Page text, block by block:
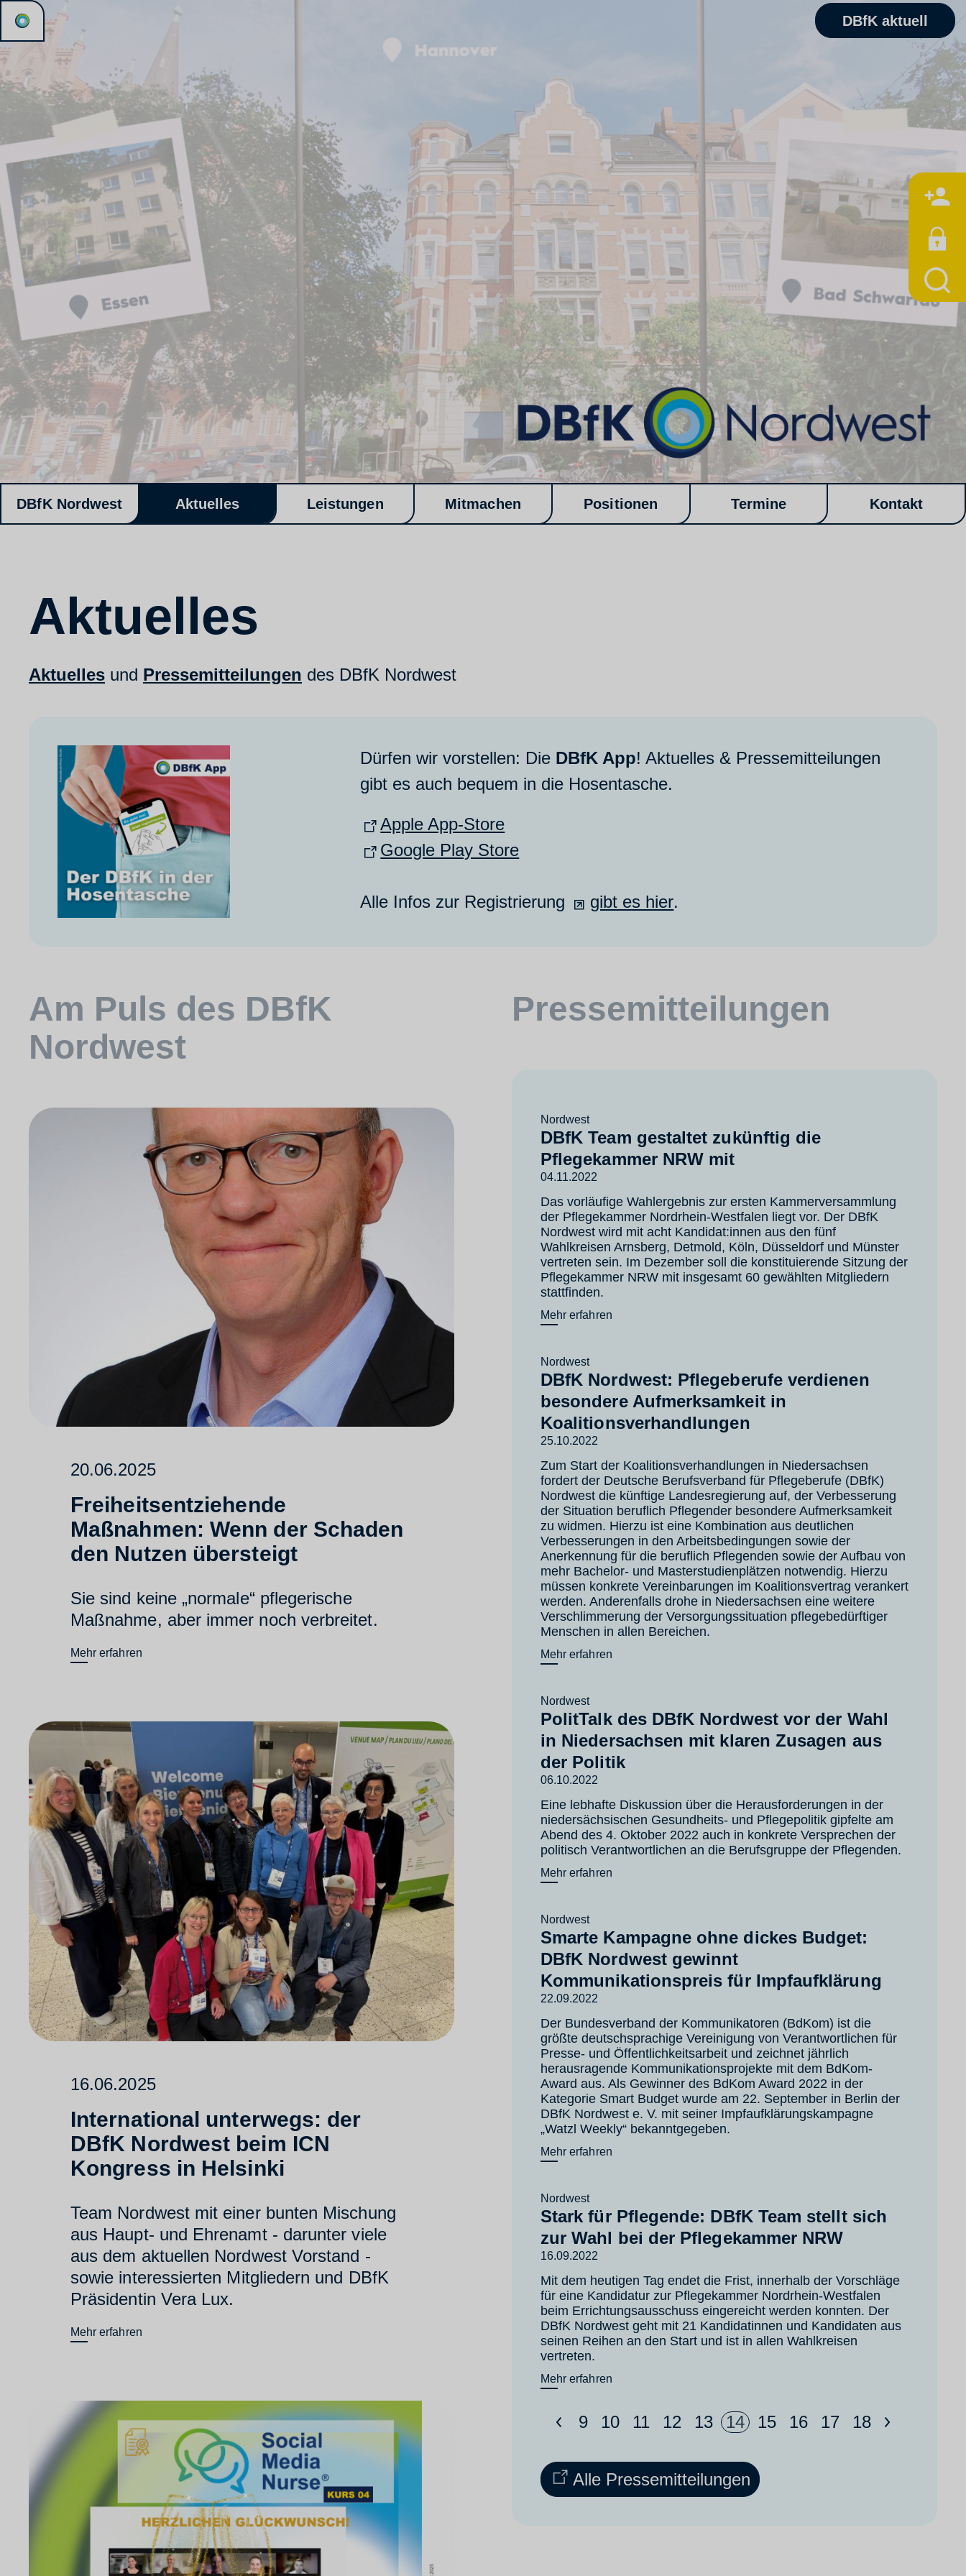
DBfK aktuell
DBfK Nordwest Aktuelles Leistungen Mitmachen Positionen Termine Kontakt
Aktuelles
Aktuelles und Pressemitteilungen des DBfK Nordwest
Dürfen wir vorstellen: Die DBfK App! Aktuelles & Pressemitteilungen
gibt es auch bequem in die Hosentasche.
Apple App-Store
Google Play Store
Alle Infos zur Registrierung gibt es hier.
Am Puls des DBfK
Nordwest
20.06.2025
Freiheitsentziehende
Maßnahmen: Wenn der Schaden
den Nutzen übersteigt
Sie sind keine „normale“ pflegerische
Maßnahme, aber immer noch verbreitet.
Mehr erfahren
16.06.2025
International unterwegs: der
DBfK Nordwest beim ICN
Kongress in Helsinki
Team Nordwest mit einer bunten Mischung
aus Haupt- und Ehrenamt - darunter viele
aus dem aktuellen Nordwest Vorstand -
sowie interessierten Mitgliedern und DBfK
Präsidentin Vera Lux.
Mehr erfahren
Pressemitteilungen
Nordwest
DBfK Team gestaltet zukünftig die
Pflegekammer NRW mit
04.11.2022
Das vorläufige Wahlergebnis zur ersten Kammerversammlung
der Pflegekammer Nordrhein-Westfalen liegt vor. Der DBfK
Nordwest wird mit acht Kandidat:innen aus den fünf
Wahlkreisen Arnsberg, Detmold, Köln, Düsseldorf und Münster
vertreten sein. Im Dezember soll die konstituierende Sitzung der
Pflegekammer NRW mit insgesamt 60 gewählten Mitgliedern
stattfinden.
Mehr erfahren
Nordwest
DBfK Nordwest: Pflegeberufe verdienen
besondere Aufmerksamkeit in
Koalitionsverhandlungen
25.10.2022
Zum Start der Koalitionsverhandlungen in Niedersachsen
fordert der Deutsche Berufsverband für Pflegeberufe (DBfK)
Nordwest die künftige Landesregierung auf, der Verbesserung
der Situation beruflich Pflegender besondere Aufmerksamkeit
zu widmen. Hierzu ist eine Kombination aus deutlichen
Verbesserungen in den Arbeitsbedingungen sowie der
Anerkennung für die beruflich Pflegenden sowie der Aufbau von
mehr Bachelor- und Masterstudienplätzen notwendig. Hierzu
müssen konkrete Vereinbarungen im Koalitionsvertrag verankert
werden. Anderenfalls drohe in Niedersachsen eine weitere
Verschlimmerung der Versorgungssituation pflegebedürftiger
Menschen in allen Bereichen.
Mehr erfahren
Nordwest
PolitTalk des DBfK Nordwest vor der Wahl
in Niedersachsen mit klaren Zusagen aus
der Politik
06.10.2022
Eine lebhafte Diskussion über die Herausforderungen in der
niedersächsischen Gesundheits- und Pflegepolitik gipfelte am
Abend des 4. Oktober 2022 auch in konkrete Versprechen der
politisch Verantwortlichen an die Berufsgruppe der Pflegenden.
Mehr erfahren
Nordwest
Smarte Kampagne ohne dickes Budget:
DBfK Nordwest gewinnt
Kommunikationspreis für Impfaufklärung
22.09.2022
Der Bundesverband der Kommunikatoren (BdKom) ist die
größte deutschsprachige Vereinigung von Verantwortlichen für
Presse- und Öffentlichkeitsarbeit und zeichnet jährlich
herausragende Kommunikationsprojekte mit dem BdKom-
Award aus. Als Gewinner des BdKom Award 2022 in der
Kategorie Smart Budget wurde am 22. September in Berlin der
DBfK Nordwest e. V. mit seiner Impfaufklärungskampagne
„Watzl Weekly“ bekanntgegeben.
Mehr erfahren
Nordwest
Stark für Pflegende: DBfK Team stellt sich
zur Wahl bei der Pflegekammer NRW
16.09.2022
Mit dem heutigen Tag endet die Frist, innerhalb der Vorschläge
für eine Kandidatur zur Pflegekammer Nordrhein-Westfalen
beim Errichtungsausschuss eingereicht werden konnten. Der
DBfK Nordwest geht mit 21 Kandidatinnen und Kandidaten aus
seinen Reihen an den Start und ist in allen Wahlkreisen
vertreten.
Mehr erfahren
< 9 10 11 12 13 14 15 16 17 18 >
Alle Pressemitteilungen